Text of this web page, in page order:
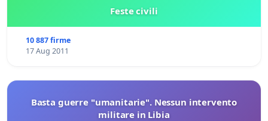
Feste civili
10 887 firme
17 Aug 2011
Basta guerre "umanitarie". Nessun intervento
militare in Libia